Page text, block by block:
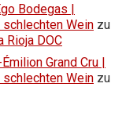
Bodegas |
Wein zu
Rioja DOC
Grand Cru |
Wein zu